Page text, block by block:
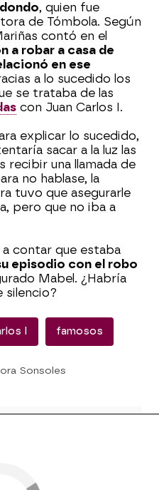
, quien fue
de Tómbola. Según
contó en el
a robar a casa de
en ese
a lo sucedido los
se trataba de las
con Juan Carlos I.
explicar lo sucedido,
sacar a la luz las
recibir una llamada de
no hablase, la
tuvo que asegurarle
pero que no iba a
contar que estaba
episodio con el robo
Mabel. ¿Habría
silencio?
I famosos
Sonsoles